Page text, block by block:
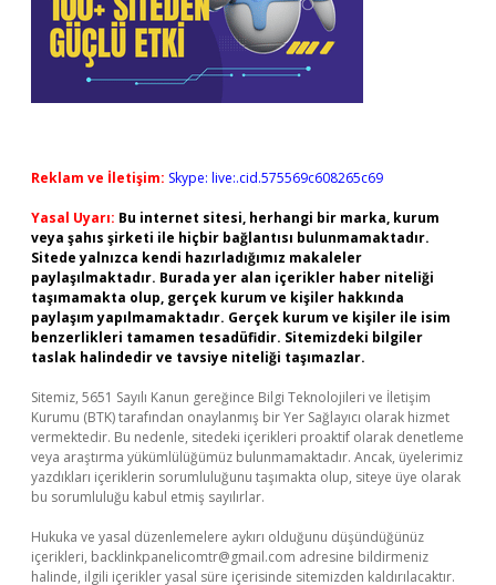
Reklam ve İletişim: Skype: live:.cid.575569c608265c69
Yasal Uyarı: Bu internet sitesi, herhangi bir marka, kurum
veya şahıs şirketi ile hiçbir bağlantısı bulunmamaktadır.
Sitede yalnızca kendi hazırladığımız makaleler
paylaşılmaktadır. Burada yer alan içerikler haber niteliği
taşımamakta olup, gerçek kurum ve kişiler hakkında
paylaşım yapılmamaktadır. Gerçek kurum ve kişiler ile isim
benzerlikleri tamamen tesadüfidir. Sitemizdeki bilgiler
taslak halindedir ve tavsiye niteliği taşımazlar.
Sitemiz, 5651 Sayılı Kanun gereğince Bilgi Teknolojileri ve İletişim
Kurumu (BTK) tarafından onaylanmış bir Yer Sağlayıcı olarak hizmet
vermektedir. Bu nedenle, sitedeki içerikleri proaktif olarak denetleme
veya araştırma yükümlülüğümüz bulunmamaktadır. Ancak, üyelerimiz
yazdıkları içeriklerin sorumluluğunu taşımakta olup, siteye üye olarak
bu sorumluluğu kabul etmiş sayılırlar.
Hukuka ve yasal düzenlemelere aykırı olduğunu düşündüğünüz
içerikleri, backlinkpanelicomtr@gmail.com adresine bildirmeniz
halinde, ilgili içerikler yasal süre içerisinde sitemizden kaldırılacaktır.